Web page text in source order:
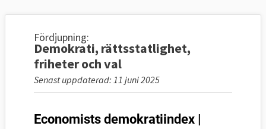
Fördjupning:
Demokrati, rättsstatlighet,
friheter och val
Senast uppdaterad: 11 juni 2025